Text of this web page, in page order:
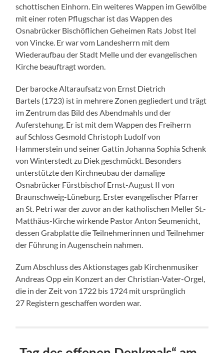
schottischen Einhorn. Ein weiteres Wappen im Gewölbe
mit einer roten Pflugschar ist das Wappen des
Osnabrücker Bischöflichen Geheimen Rats Jobst Itel
von Vincke. Er war vom Landesherrn mit dem
Wiederaufbau der Stadt Melle und der evangelischen
Kirche beauftragt worden.
Der barocke Altaraufsatz von Ernst Dietrich
Bartels (1723) ist in mehrere Zonen gegliedert und trägt
im Zentrum das Bild des Abendmahls und der
Auferstehung. Er ist mit dem Wappen des Freiherrn
auf Schloss Gesmold Christoph Ludolf von
Hammerstein und seiner Gattin Johanna Sophia Schenk
von Winterstedt zu Diek geschmückt. Besonders
unterstützte den Kirchneubau der damalige
Osnabrücker Fürstbischof Ernst-August II von
Braunschweig-Lüneburg. Erster evangelischer Pfarrer
an St. Petri war der zuvor an der katholischen Meller St.-
Matthäus-Kirche wirkende Pastor Anton Seumenicht,
dessen Grabplatte die Teilnehmerinnen und Teilnehmer
der Führung in Augenschein nahmen.
Zum Abschluss des Aktionstages gab Kirchenmusiker
Andreas Opp ein Konzert an der Christian-Vater-Orgel,
die in der Zeit von 1722 bis 1724 mit ursprünglich
27 Registern geschaffen worden war.